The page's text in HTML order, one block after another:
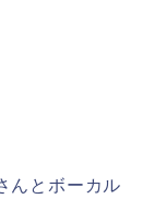
んとボーカル